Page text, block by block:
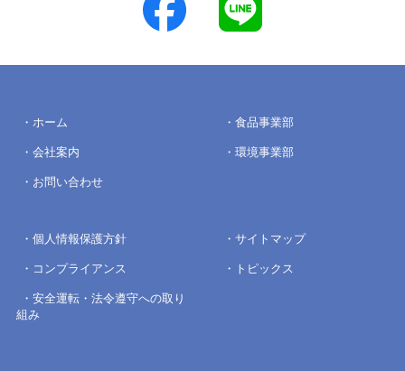
ホーム
会社案内
お問い合わせ
食品事業部
環境事業部
個人情報保護方針
コンプライアンス
安全運転・法令遵守への取り
組み
サイトマップ
トピックス